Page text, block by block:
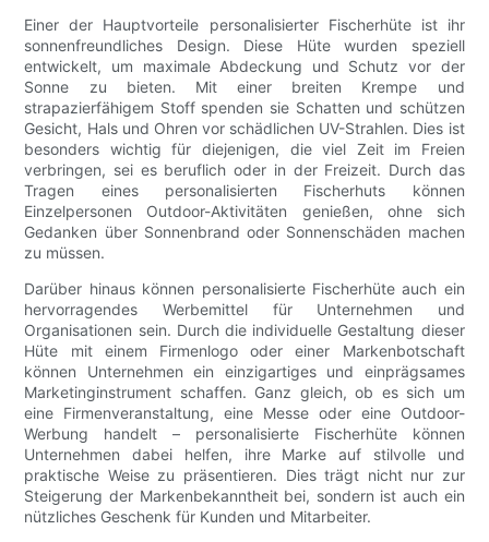
Einer der Hauptvorteile personalisierter Fischerhüte ist ihr
sonnenfreundliches Design. Diese Hüte wurden speziell
entwickelt, um maximale Abdeckung und Schutz vor der
Sonne zu bieten. Mit einer breiten Krempe und
strapazierfähigem Stoff spenden sie Schatten und schützen
Gesicht, Hals und Ohren vor schädlichen UV-Strahlen. Dies ist
besonders wichtig für diejenigen, die viel Zeit im Freien
verbringen, sei es beruflich oder in der Freizeit. Durch das
Tragen eines personalisierten Fischerhuts können
Einzelpersonen Outdoor-Aktivitäten genießen, ohne sich
Gedanken über Sonnenbrand oder Sonnenschäden machen
zu müssen.
Darüber hinaus können personalisierte Fischerhüte auch ein
hervorragendes Werbemittel für Unternehmen und
Organisationen sein. Durch die individuelle Gestaltung dieser
Hüte mit einem Firmenlogo oder einer Markenbotschaft
können Unternehmen ein einzigartiges und einprägsames
Marketinginstrument schaffen. Ganz gleich, ob es sich um
eine Firmenveranstaltung, eine Messe oder eine Outdoor-
Werbung handelt – personalisierte Fischerhüte können
Unternehmen dabei helfen, ihre Marke auf stilvolle und
praktische Weise zu präsentieren. Dies trägt nicht nur zur
Steigerung der Markenbekanntheit bei, sondern ist auch ein
nützliches Geschenk für Kunden und Mitarbeiter.